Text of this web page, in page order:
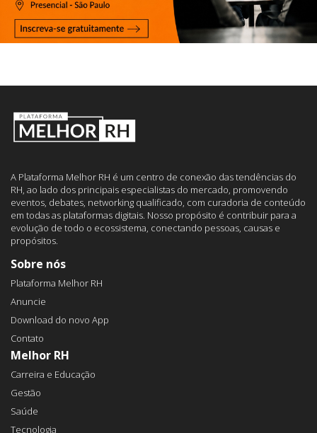
A Plataforma Melhor RH é um centro de conexão das tendências do
RH, ao lado dos principais especialistas do mercado, promovendo
eventos, debates, networking qualificado, com curadoria de conteúdo
em todas as plataformas digitais. Nosso propósito é contribuir para a
evolução de todo o ecossistema, conectando pessoas, causas e
propósitos.
Sobre nós
Plataforma Melhor RH
Anuncie
Download do novo App
Contato
Melhor RH
Carreira e Educação
Gestão
Saúde
Tecnologia